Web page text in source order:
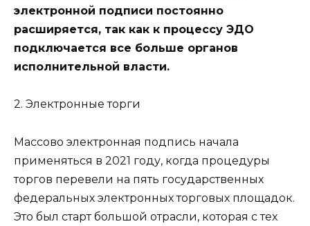
электронной подписи постоянно
расширяется, так как к процессу ЭДО
подключается все больше органов
исполнительной власти.
2. Электронные торги
Массово электронная подпись начала
применяться в 2021 году, когда процедуры
торгов перевели на пять государственных
федеральных электронных торговых площадок.
Это был старт большой отрасли, которая с тех